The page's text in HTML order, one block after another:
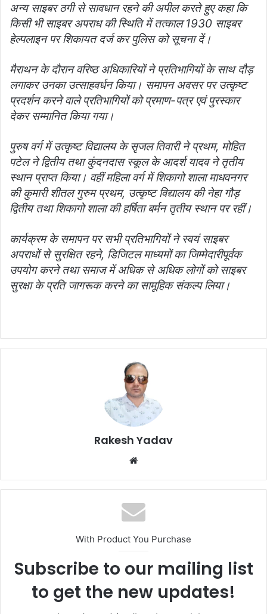
अन्य साइबर ठगी से सावधान रहने की अपील करते हुए कहा कि
किसी भी साइबर अपराध की स्थिति में तत्काल 1930 साइबर
हेल्पलाइन पर शिकायत दर्ज कर पुलिस को सूचना दें।
मैराथन के दौरान वरिष्ठ अधिकारियों ने प्रतिभागियों के साथ दौड़
लगाकर उनका उत्साहवर्धन किया। समापन अवसर पर उत्कृष्ट
प्रदर्शन करने वाले प्रतिभागियों को प्रमाण-पत्र एवं पुरस्कार
देकर सम्मानित किया गया।
पुरुष वर्ग में उत्कृष्ट विद्यालय के सृजल तिवारी ने प्रथम, मोहित
पटेल ने द्वितीय तथा कुंदनदास स्कूल के आदर्श यादव ने तृतीय
स्थान प्राप्त किया। वहीं महिला वर्ग में शिकागो शाला माधवनगर
की कुमारी शीतल गुरुम प्रथम, उत्कृष्ट विद्यालय की नेहा गौड़
द्वितीय तथा शिकागो शाला की हर्षिता बर्मन तृतीय स्थान पर रहीं।
कार्यक्रम के समापन पर सभी प्रतिभागियों ने स्वयं साइबर
अपराधों से सुरक्षित रहने, डिजिटल माध्यमों का जिम्मेदारीपूर्वक
उपयोग करने तथा समाज में अधिक से अधिक लोगों को साइबर
सुरक्षा के प्रति जागरूक करने का सामूहिक संकल्प लिया।
Rakesh Yadav
b
s
i
e
With Product You Purchase
Subscribe to our mailing list
to get the new updates!